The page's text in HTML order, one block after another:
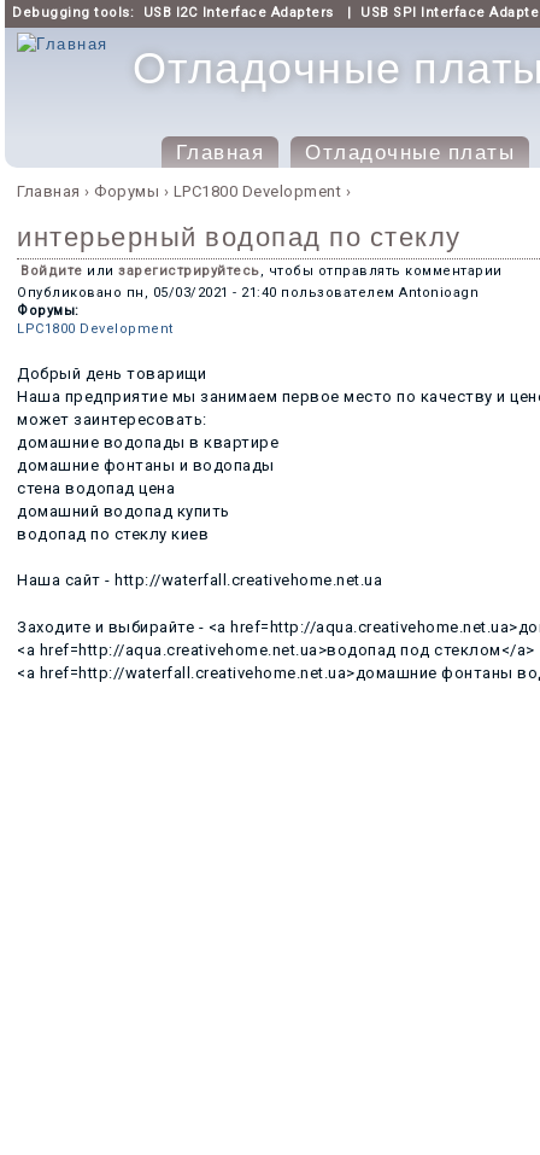
Debugging tools: USB I2C Interface Adapters | USB SPI Interface
Отладочные платы
Главное менюГлавная Отладочные платы
Вы здесь
Главная › Форумы › LPC1800 Development ›
интерьерный водопад по стеклу
Войдите или зарегистрируйтесь, чтобы отправлять комментарии
Опубликовано пн, 05/03/2021 - 21:40 пользователем Antonioagn
Форумы:
LPC1800 Development
Добрый день товарищи
Наша предприятие мы занимаем первое место по качеству и
может заинтересовать:
домашние водопады в квартире
домашние фонтаны и водопады
стена водопад цена
домашний водопад купить
водопад по стеклу киев
Наша сайт - http://waterfall.creativehome.net.ua
Заходите и выбирайте - <a href=http://
<a href=http://aqua.creativehome.net.ua>водопад под стеклом</a>
<a href=http://waterfall.creativehome.net.ua>домашние фонтаны